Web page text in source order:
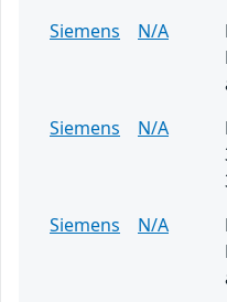
Siemens N/A
Siemens
N/A
Siemens
N/A